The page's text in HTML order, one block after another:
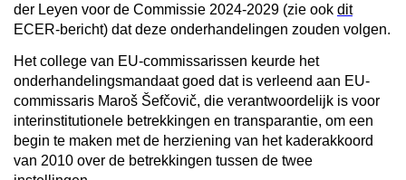
der Leyen voor de Commissie 2024-2029 (zie ook dit
ECER-bericht) dat deze onderhandelingen zouden volgen.
Het college van EU-commissarissen keurde het
onderhandelingsmandaat goed dat is verleend aan EU-
commissaris Maroš Šefčovič, die verantwoordelijk is voor
interinstitutionele betrekkingen en transparantie, om een
begin te maken met de herziening van het kaderakkoord
van 2010 over de betrekkingen tussen de twee